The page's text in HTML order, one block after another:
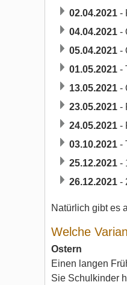
02.04.2021-
04.04.2021-
05.04.2021-
01.05.2021-
13.05.2021-
23.05.2021-
24.05.2021-
03.10.2021-
25.12.2021-
26.12.2021-
Natürlich gibt es
Welche
Ostern
Einen langen
Sie Schulkinder